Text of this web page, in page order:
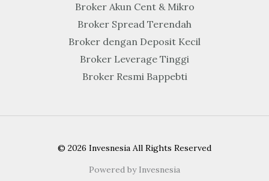
Broker Akun Cent & Mikro
Broker Spread Terendah
Broker dengan Deposit Kecil
Broker Leverage Tinggi
Broker Resmi Bappebti
© 2026 Invesnesia All Rights Reserved
Powered by Invesnesia